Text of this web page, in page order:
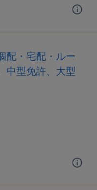
配・宅配・ルー
中型免許、大型